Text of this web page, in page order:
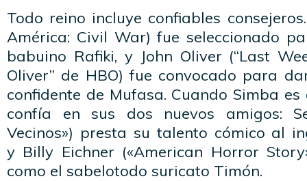
Todo reino incluye confiables
América: Civil War) fue seleccionado
babuino Rafiki, y John Oliver (“Last
Oliver” de HBO) fue convocado para
confidente de Mufasa. Cuando Simba
confía en sus dos nuevos amigos:
Vecinos») presta su talento cómico al
y Billy Eichner («American Horror
como el sabelotodo suricato Timón.